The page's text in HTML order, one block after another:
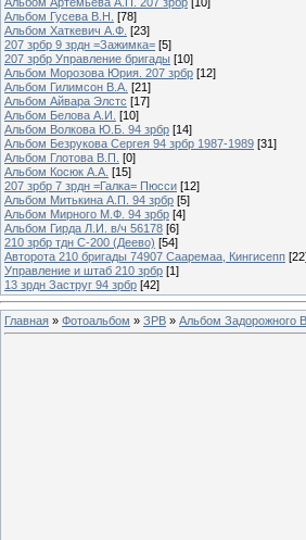
Альбом Гусева В.Н. [78]
Альбом Хаткевич А.Ф. [23]
207 зрбр 9 зрдн =Зажимка= [5]
207 зрбр Управление бригады [10]
Альбом Морозова Юрия. 207 зрбр [12]
Альбом Гилимсон В.А. [21]
Альбом Айвара Элстс [17]
Альбом Белова А.И. [10]
Альбом Волкова Ю.Б. 94 зрбр [14]
Альбом Безрукова Сергея 94 зрбр 1987-1989 [31]
Альбом Глотова В.П. [0]
Альбом Косюк А.А. [15]
207 зрбр 7 зрдн =Галка= Пюсси [12]
Альбом Митькина А.П. 94 зрбр [5]
Альбом Мирного М.Ф. 94 зрбр [4]
Альбом Гирда Л.И. в/ч 56178 [6]
210 зрбр тдн С-200 (Деево) [54]
Авторота 210 бригады 74907 Сааремаа, Кингисепп
Управление и штаб 210 зрбр [1]
13 зрдн Заструг 94 зрбр [42]
Главная » Фотоальбом » ЗРВ » Альбом Задорожного